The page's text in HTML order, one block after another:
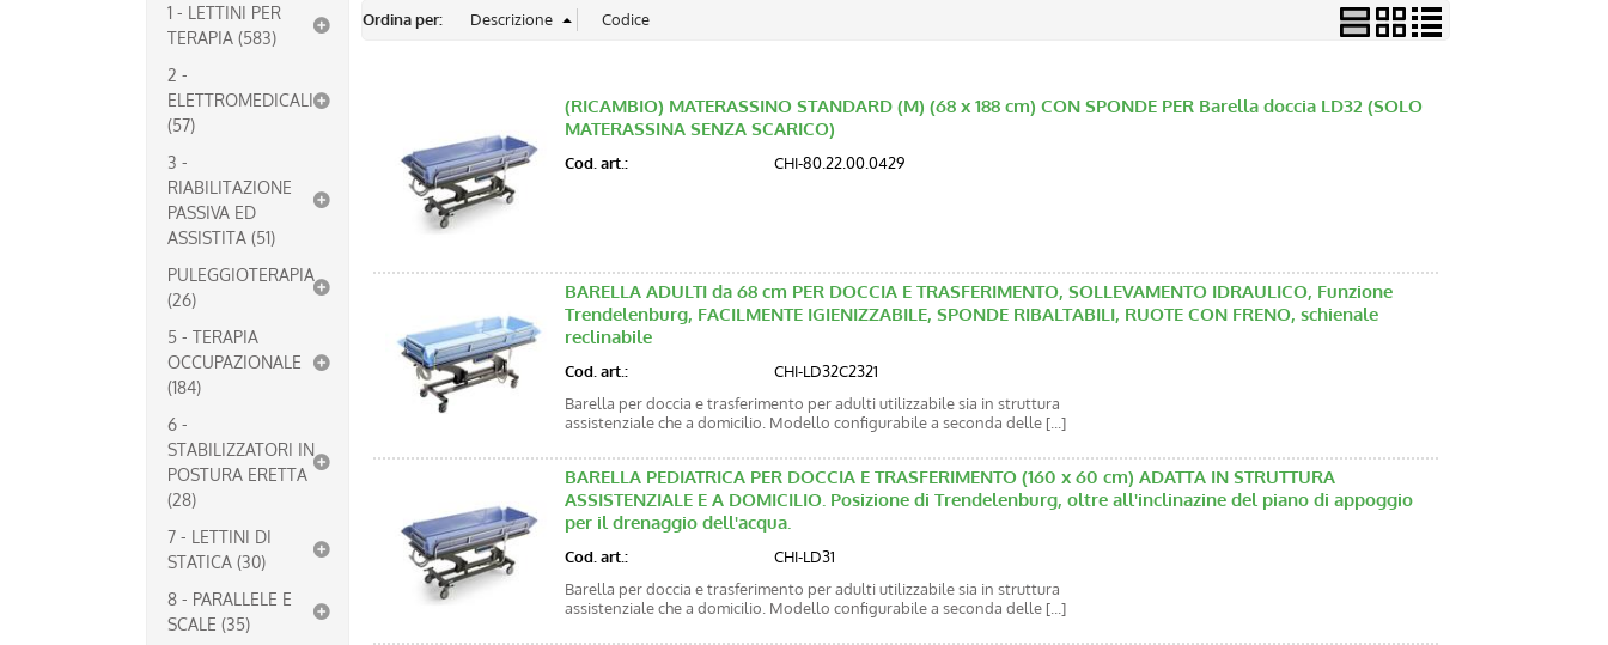
1 - LETTINI PER
TERAPIA (583)
2 -
ELETTROMEDICALI
(57)
3 -
RIABILITAZIONE
PASSIVA ED
ASSISTITA (51)
PULEGGIOTERAPIA
(26)
5 - TERAPIA
OCCUPAZIONALE
(184)
6 -
STABILIZZATORI IN
POSTURA ERETTA
(28)
7 - LETTINI DI
STATICA (30)
8 - PARALLELE E
SCALE (35)
Ordina per:
(RICAMBIO) MATERASSINO STANDARD (M) (68 x 188 cm) CON SPONDE PER Barella doccia LD32 (SOLO
MATERASSINA SENZA SCARICO)
Cod. art.: CHI-80.22.00.0429
BARELLA ADULTI da 68 cm PER DOCCIA E TRASFERIMENTO, SOLLEVAMENTO IDRAULICO, Funzione
Trendelenburg, FACILMENTE IGIENIZZABILE, SPONDE RIBALTABILI, RUOTE CON FRENO, schienale
reclinabile
Cod. art.:
CHI-LD32C2321
Barella per doccia e trasferimento per adulti utilizzabile sia in struttura
assistenziale che a domicilio. Modello configurabile a seconda delle [...]
BARELLA PEDIATRICA PER DOCCIA E TRASFERIMENTO (160 x 60 cm) ADATTA IN STRUTTURA
ASSISTENZIALE E A DOMICILIO. Posizione di Trendelenburg, oltre all'inclinazine del piano di appoggio
per il drenaggio dell'acqua.
Cod. art.:
CHI-LD31
Barella per doccia e trasferimento per adulti utilizzabile sia in struttura
assistenziale che a domicilio. Modello configurabile a seconda delle [...]